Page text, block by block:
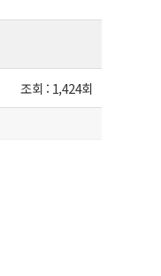
조회 : 1,424회